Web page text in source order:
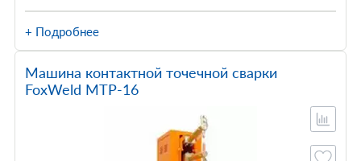
+ Подробнее
Машина контактной точечной сварки
FoxWeld МТР-16